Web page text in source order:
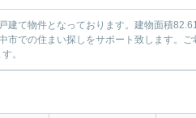
て物件となっております。建物面積
での住まい探しをサポート致します。
。